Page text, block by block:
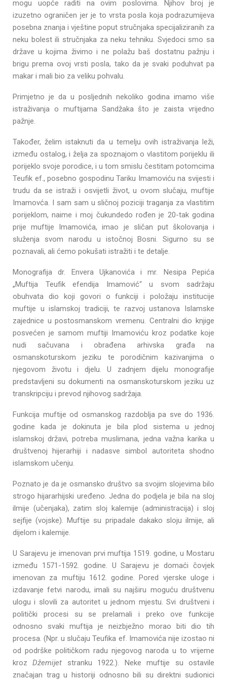
mogu uopće raditi na ovim poslovima. Njihov broj je
izuzetno ograničen jer je to vrsta posla koja podrazumijeva
posebna znanja i vještine poput stručnjaka specijaliziranih za
neku bolest ili stručnjaka za neku tehniku. Svjedoci smo sa
države u kojima živimo i ne polažu baš dostatnu pažnju i
brigu prema ovoj vrsti posla, tako da je svaki poduhvat pa
makar i mali bio za veliku pohvalu.
Primjetno je da u posljednih nekoliko godina imamo više
istraživanja o muftijama Sandžaka što je zaista vrijedno
pažnje.
Također, želim istaknuti da u temelju ovih istraživanja leži,
između ostalog, i želja za spoznajom o vlastitom porijeklu ili
porijeklo svoje porodice, i u tom smislu čestitam potomcima
Teufik ef., posebno gospodinu Tariku Imamoviću na svijesti i
trudu da se istraži i osvijetli život, u ovom slučaju, muftije
Imamovća. I sam sam u sličnoj poziciji traganja za vlastitim
porijeklom, naime i moj čukundedo rođen je 20-tak godina
prije muftije Imamovića, imao je sličan put školovanja i
služenja svom narodu u istočnoj Bosni. Sigurno su se
poznavali, ali ćemo pokušati istražiti i te detalje.
Monografija dr. Envera Ujkanovića i mr. Nesipa Pepića
„Muftija Teufik efendija Imamović“ u svom sadržaju
obuhvata dio koji govori o funkciji i položaju institucije
muftije u islamskoj tradiciji, te razvoj ustanova Islamske
zajednice u postosmanskom vremenu. Centralni dio knjige
posvećen je samom muftiji Imamoviću kroz podatke koje
nudi sačuvana i obrađena arhivska građa na
osmanskoturskom jeziku te porodičnim kazivanjima o
njegovom životu i djelu. U zadnjem dijelu monografije
predstavljeni su dokumenti na osmanskoturskom jeziku uz
transkripciju i prevod njihovog sadržaja.
Funkcija muftije od osmanskog razdoblja pa sve do 1936.
godine kada je dokinuta je bila plod sistema u jednoj
islamskoj državi, potreba muslimana, jedna važna karika u
društvenoj hijerarhiji i nadasve simbol autoriteta shodno
islamskom učenju.
Poznato je da je osmansko društvo sa svojim slojevima bilo
strogo hijararhijski uređeno. Jedna do podjela je bila na sloj
ilmije (učenjaka), zatim sloj kalemije (administracija) i sloj
sejfije (vojske). Muftije su pripadale dakako sloju ilmije, ali
dijelom i kalemije.
U Sarajevu je imenovan prvi muftija 1519. godine, u Mostaru
između 1571-1592. godine. U Sarajevu je domaći čovjek
imenovan za muftiju 1612. godine. Pored vjerske uloge i
izdavanje fetvi narodu, imali su najširu moguću društvenu
ulogu i slovili za autoritet u jednom mjestu. Svi društveni i
politički procesi su se prelamali i preko ove funkcije
odnosno svaki muftija je neizbježno morao biti dio tih
procesa. (Npr. u slučaju Teufika ef. Imamovića nije izostao ni
od podrške političkom radu njegovog naroda u to vrijeme
krozDžemijet stranku 1922.). Neke muftije su ostavile
značajan trag u historiji odnosno bili su direktni sudionici